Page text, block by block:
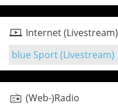
Internet (Livestream)
blue Sport (Livestream)
(Web-)Radio